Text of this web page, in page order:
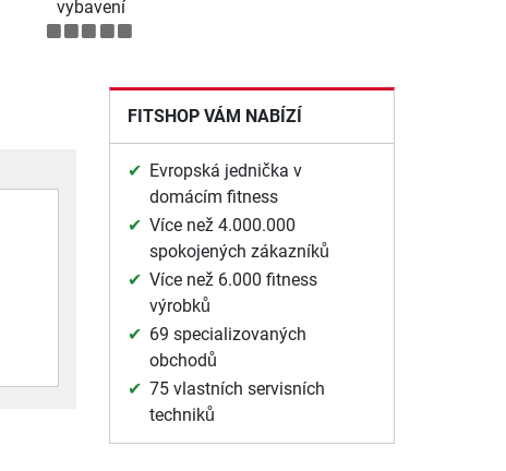
vybavení
FITSHOP VÁM NABÍZÍ
Evropská jednička v
domácím fitness
Více než 4.000.000
spokojených zákazníků
Více než 6.000 fitness
výrobků
69 specializovaných
obchodů
75 vlastních servisních
techniků